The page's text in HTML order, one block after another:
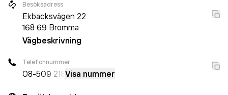
Besöksadress
Ekbacksvägen 22
168 69 Bromma
Vägbeskrivning
Telefonnummer
08-509 218 Visa nummer